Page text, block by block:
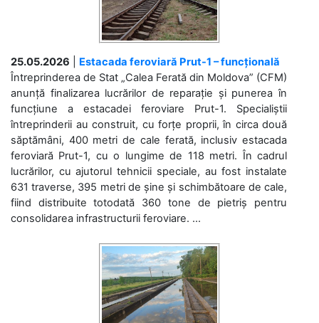
25.05.2026
Estacada feroviară Prut-1 – funcțională
Întreprinderea de Stat „Calea Ferată din Moldova” (CFM)
anunță finalizarea lucrărilor de reparație și punerea în
funcțiune a estacadei feroviare Prut-1. Specialiștii
întreprinderii au construit, cu forțe proprii, în circa două
săptămâni, 400 metri de cale ferată, inclusiv estacada
feroviară Prut-1, cu o lungime de 118 metri. În cadrul
lucrărilor, cu ajutorul tehnicii speciale, au fost instalate
631 traverse, 395 metri de șine și schimbătoare de cale,
fiind distribuite totodată 360 tone de pietriș pentru
consolidarea infrastructurii feroviare. ...